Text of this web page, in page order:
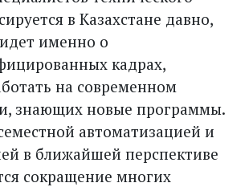
в Казах­стане давно,
именно о
кадрах,
на современном
знающих новые программы.
автоматизацией и
в ближайшей перспективе
сокращение многих